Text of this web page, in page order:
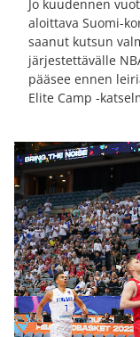
Jo kuudennen
aloittava Suomi-
saanut kutsun
järjestettävälle
pääsee ennen
Elite Camp -